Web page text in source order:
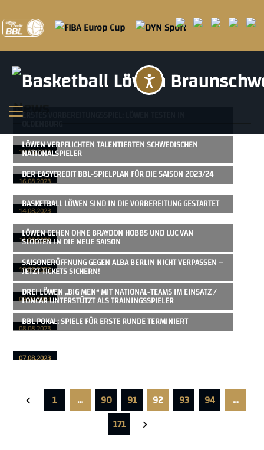
News
18.08.2023
ERSTES VORBEREITUNGSSPIEL: LÖWEN TESTEN IN
16.08.2023
LÖWEN VERPFLICHTEN TALENTIERTEN SCHWEDISCHEN
NATIONALSPIELER
14.08.2023
DER EASYCREDIT BBL-SPIELPLAN FÜR DIE SAISON 2023/24
11.08.2023
BASKETBALL LÖWEN SIND IN DIE VORBEREITUNG GESTARTET
10.08.2023
LÖWEN GEHEN OHNE BRAYDON HOBBS UND LUC VAN
SLOOTEN IN DIE NEUE SAISON
09.08.2023
SAISONERÖFFNUNG GEGEN ALBA BERLIN NICHT VERPASSEN –
JETZT TICKETS SICHERN!
08.08.2023
DREI LÖWEN „BIG MEN“ MIT NATIONAL-TEAMS IM EINSATZ /
LONCAR UNTERSTÜTZT ALS TRAININGSSPIELER
07.08.2023
BBL POKAL: SPIELE FÜR ERSTE RUNDE TERMINIERT
1 … 90 91 92 93 94
…
171